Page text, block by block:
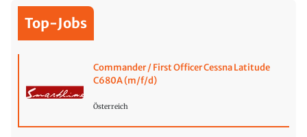
Top-Jobs
Commander / First Officer Cessna Latitude
C680A (m/f/d)
Österreich